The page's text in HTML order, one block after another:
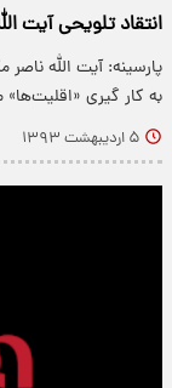
انتقاد تلویحی آیت
پارسینه: آیت الله
به کار گیری
۵ اردیبهشت ۱۳۹۳